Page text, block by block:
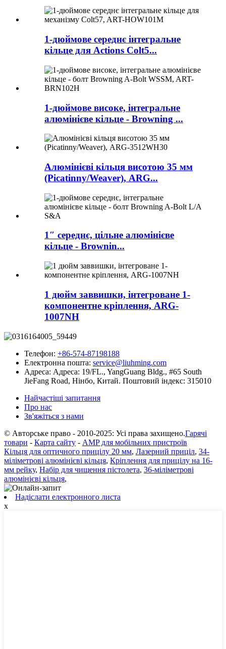
1-дюймове середнє інтегральне
кільце для Actions Colt5...
1-дюймове високе, інтегральне
алюмінієве кільце - Browning ...
Алюмінієві кільця висотою 35 мм
(Picatinny/Weaver), ARG...
1″ середнє, цільне алюмінієве
кільце - Brownin...
1 дюйм заввишки, інтегроване 1-
компонентне кріплення, ARG-
1007NH
Телефон: +86-574-87198188
Електронна пошта: service@liuhming.com
Адреса: Адреса: 19/FL., YangGuang Bldg., #65 South
JieFang Road, Нінбо, Китай. Поштовий індекс: 315010
Найчастіші запитання
Про нас
Зв'яжіться з нами
© Авторське право - 2010-2025: Усі права захищено.Гарячі
товари - Карта сайту - AMP для мобільних пристроїв
Кільця для оптичного прицілу 20 мм, Лазерний приціл, 34-
міліметрові алюмінієві кільця, Кріплення для прицілу на 16-
мм рейку, Набір для чищення пістолета, 36-міліметрові
алюмінієві кільця,
Надіслати електронного листа
x